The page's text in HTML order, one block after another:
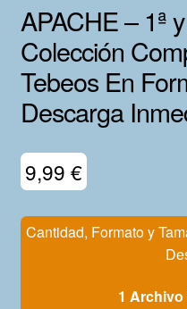
Lotes 100
Adultos
Mi Cuenta
APACHE – 1ª
Colección
Tebeos En
Descarga
9,99 €
Cantidad, Formato y
1 Archivo